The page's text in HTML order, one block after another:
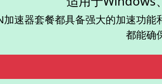
加速器套餐都具备强大的加速功
都能确